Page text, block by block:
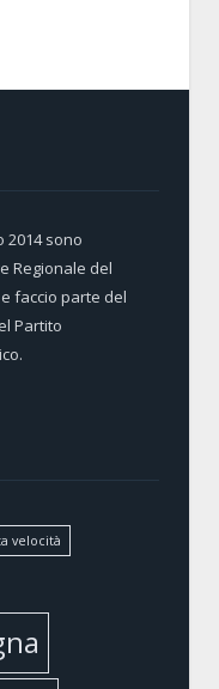
2014 sono
Regionale del
faccio parte del
Partito
velocità